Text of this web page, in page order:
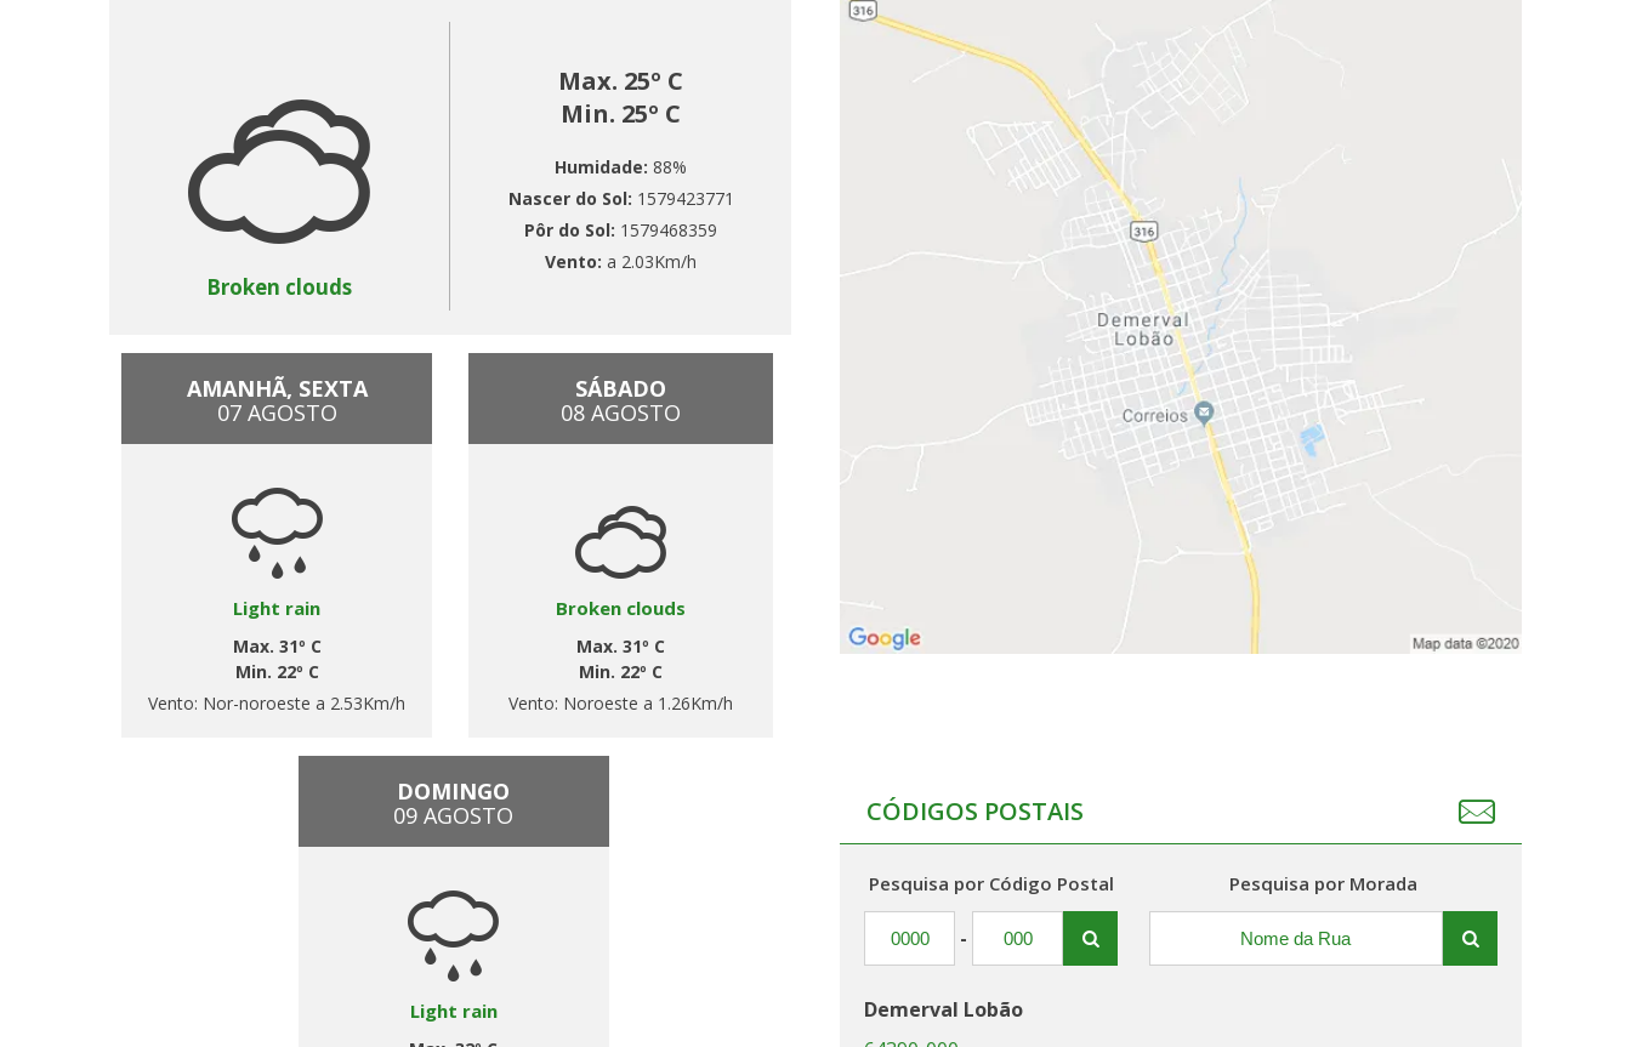
Broken clouds
Max. 25º C
Min. 25º C
Humidade: 88%
Nascer do Sol: 1579423771
Pôr do Sol: 1579468359
Vento: a 2.03Km/h
AMANHÃ, SEXTA
07 AGOSTO
Light rain
Max. 31º C
Min. 22º C
Vento: Nor-noroeste a 2.53Km/h
SÁBADO
08 AGOSTO
Broken clouds
Max. 31º C
Min. 22º C
Vento: Noroeste a 1.26Km/h
DOMINGO
09 AGOSTO
Light rain
CÓDIGOS POSTAIS
Pesquisa por Código Postal
-
Pesquisa por Morada
Demerval Lobão